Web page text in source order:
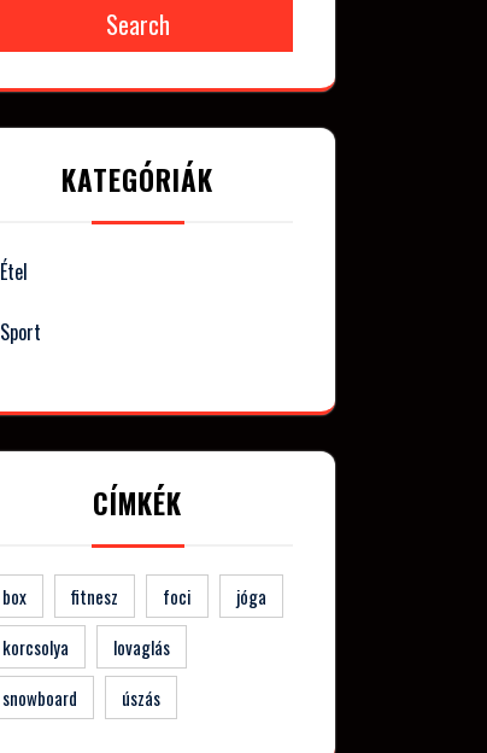
Search
KATEGÓRIÁK
Étel
Sport
CÍMKÉK
box fitnesz foci
jóga
korcsolya
lovaglás
snowboard
úszás